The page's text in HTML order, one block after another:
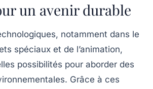
un avenir durable
notamment dans le
spéciaux et de l’animation,
possibilités pour aborder des
Grâce à ces